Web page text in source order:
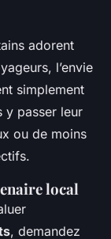
adorent
l’envie
simplement
y passer leur
ou de moins
local
, demandez